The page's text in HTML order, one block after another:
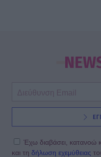
Έχω διαβάσει, κατανοώ
και τη δήλωση εχεμύθειας